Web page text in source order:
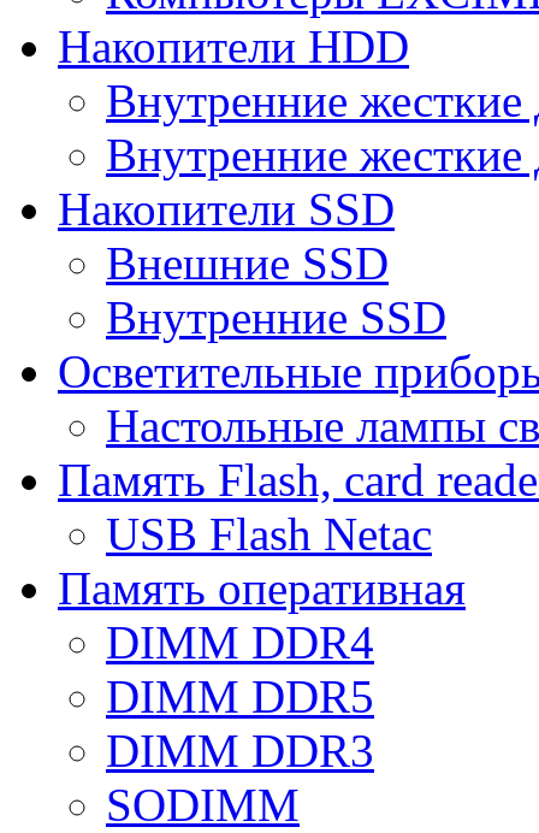
Накопители HDD
Внутренние
Внутренние
Накопители SSD
Внешние SSD
Внутренние SSD
Осветительные
Настольные лампы
Память Flash, card
USB Flash Netac
Память оперативная
DIMM DDR4
DIMM DDR5
DIMM DDR3
SODIMM